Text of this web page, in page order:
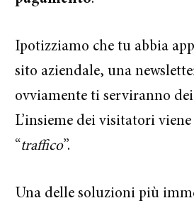
Ipotizziamo che tu abbia
sito aziendale, una
ovviamente ti serviranno
L’insieme dei visitatori
“traffico”.
Una delle soluzioni più